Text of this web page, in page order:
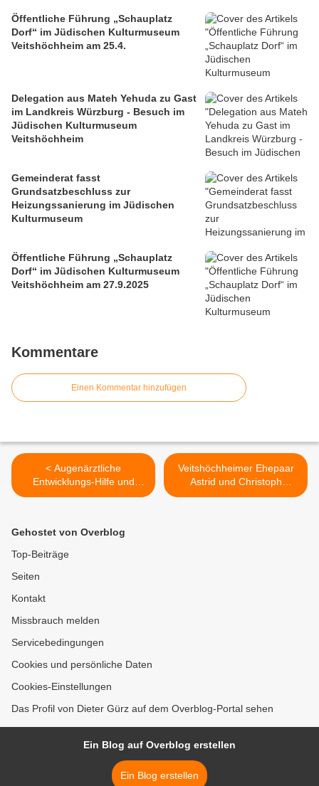
Öffentliche Führung „Schauplatz
Dorf“ im Jüdischen Kulturmuseum
Veitshöchheim am 25.4.
Delegation aus Mateh Yehuda zu Gast
im Landkreis Würzburg - Besuch im
Jüdischen Kulturmuseum
Veitshöchheim
Gemeinderat fasst
Grundsatzbeschluss zur
Heizungssanierung im Jüdischen
Kulturmuseum
Öffentliche Führung „Schauplatz
Dorf“ im Jüdischen Kulturmuseum
Veitshöchheim am 27.9.2025
Kommentare
Einen Kommentar hinzufügen
< Augenärztliche
Entwicklungs-Hilfe und
Regenwald-Abenteuer auf
unvergessliche Erlebnisse
der Veitshöchheimer
Familie Schenkel - Teil 1
Veitshöchheimer Ehepaar
Astrid und Christoph
Schenkel leistete auf
Gehostet von Overblog
Top-Beiträge
Seiten
Kontakt
Missbrauch melden
Servicebedingungen
Cookies und persönliche Daten
Cookies-Einstellungen
Das Profil von Dieter Gürz auf dem Overblog-Portal sehen
Ein Blog auf Overblog erstellen
Ein Blog erstellen